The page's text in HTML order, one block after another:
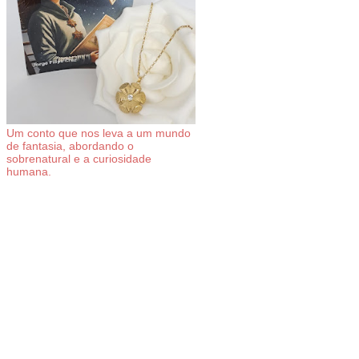
Um conto que nos leva a um mundo
de fantasia, abordando o
sobrenatural e a curiosidade
humana.